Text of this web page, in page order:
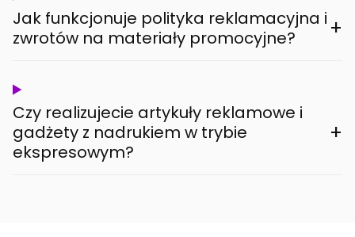
Jak funkcjonuje polityka reklamacyjna i
zwrotów na materiały promocyjne?
+
Czy realizujecie artykuły reklamowe i
gadżety z nadrukiem w trybie
ekspresowym?
+